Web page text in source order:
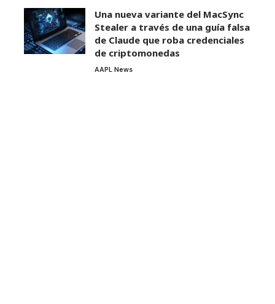
Una nueva variante del MacSync
Stealer a través de una guía falsa
de Claude que roba credenciales
de criptomonedas
AAPL News